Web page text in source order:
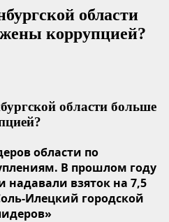
области
коррупцией?
области по
В прошлом году
надавали взяток на 7,5
Илецкий городской